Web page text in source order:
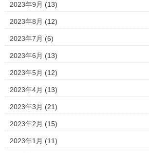
2023年9月 (13)
2023年8月 (12)
2023年7月 (6)
2023年6月 (13)
2023年5月 (12)
2023年4月 (13)
2023年3月 (21)
2023年2月 (15)
2023年1月 (11)